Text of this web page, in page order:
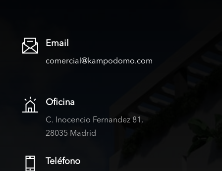
Email
comercial@kampodomo.com
Oficina
C. Inocencio Fernandez 81,
28035 Madrid
Teléfono